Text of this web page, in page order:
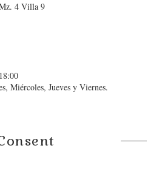
4 Villa 9
Miércoles, Jueves y Viernes.